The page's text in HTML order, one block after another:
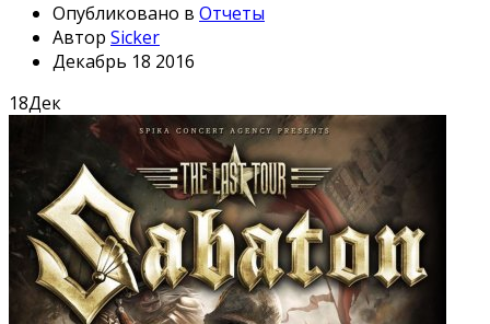
Опубликовано в Отчеты
Автор Sicker
Декабрь 18 2016
18Дек